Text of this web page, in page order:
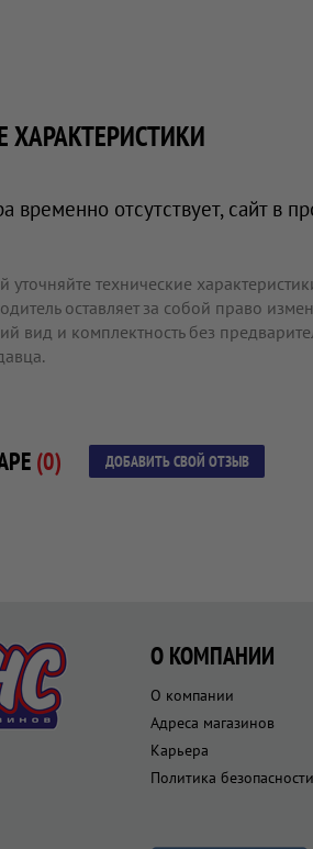
ХАРАКТЕРИСТИКИ
временно отсутствует, сайт в
уточняйте технические
оставляет за собой право
вид и комплектность без
(0) ДОБАВИТЬ СВОЙ ОТЗЫВ
О КОМПАНИИ
О компании
Адреса магазинов
Карьера
Политика безопасности